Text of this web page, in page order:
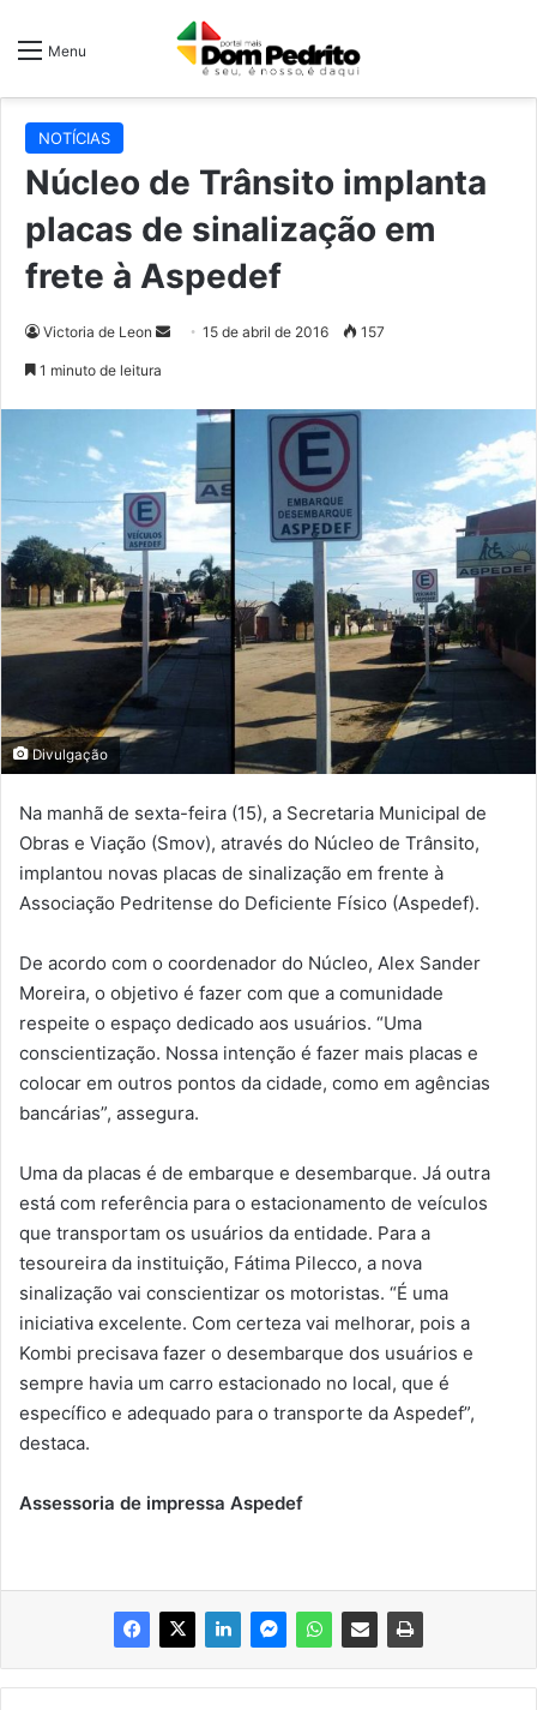
Menu
NOTÍCIAS
Núcleo de Trânsito implanta
placas de sinalização em
frete à Aspedef
Victoria de Leon
Mande15 de abril de 2016 157
1 minuto de leitura
Divulgação
Na manhã de sexta-feira (15), a Secretaria Municipal de
Obras e Viação (Smov), através do Núcleo de Trânsito,
implantou novas placas de sinalização em frente à
Associação Pedritense do Deficiente Físico (Aspedef).
De acordo com o coordenador do Núcleo, Alex Sander
Moreira, o objetivo é fazer com que a comunidade
respeite o espaço dedicado aos usuários. “Uma
conscientização. Nossa intenção é fazer mais placas e
colocar em outros pontos da cidade, como em agências
bancárias”, assegura.
Uma da placas é de embarque e desembarque. Já outra
está com referência para o estacionamento de veículos
que transportam os usuários da entidade. Para a
tesoureira da instituição, Fátima Pilecco, a nova
sinalização vai conscientizar os motoristas. “É uma
iniciativa excelente. Com certeza vai melhorar, pois a
Kombi precisava fazer o desembarque dos usuários e
sempre havia um carro estacionado no local, que é
específico e adequado para o transporte da Aspedef”,
destaca.
Assessoria de impressa Aspedef